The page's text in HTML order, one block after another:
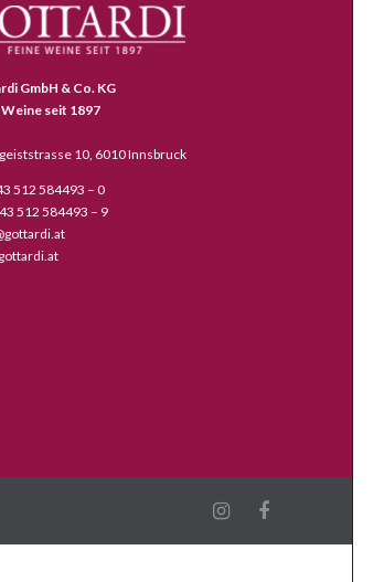
GmbH & Co. KG
Weine seit 1897
10, 6010 Innsbruck
512 584493 – 0
512 584493 – 9